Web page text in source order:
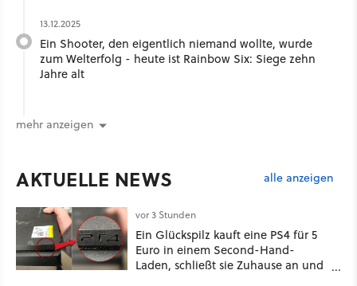
13.12.2025
Ein Shooter, den eigentlich niemand wollte, wurde
zum Welterfolg - heute ist Rainbow Six: Siege zehn
Jahre alt
mehr anzeigen
AKTUELLE NEWS alle anzeigen
vor 3 Stunden
Ein Glückspilz kauft eine PS4 für 5
Euro in einem Second-Hand-
Laden, schließt sie Zuhause an und